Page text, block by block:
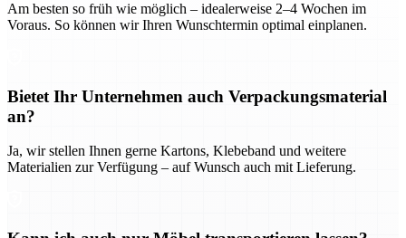
Am besten so früh wie möglich – idealerweise 2–4 Wochen im
Voraus. So können wir Ihren Wunschtermin optimal einplanen.
Bietet Ihr Unternehmen auch Verpackungsmaterial
an?
Ja, wir stellen Ihnen gerne Kartons, Klebeband und weitere
Materialien zur Verfügung – auf Wunsch auch mit Lieferung.